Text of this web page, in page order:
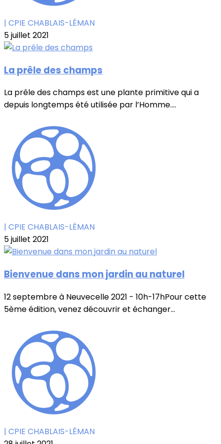
| CPIE CHABLAIS-LÉMAN
5 juillet 2021
La prêle des champs
La prêle des champs est une plante primitive qui a
depuis longtemps été utilisée par l’Homme....
| CPIE CHABLAIS-LÉMAN
5 juillet 2021
Bienvenue dans mon jardin au naturel
12 septembre à Neuvecelle 2021 - 10h-17hPour cette
5ème édition, venez découvrir et échanger...
| CPIE CHABLAIS-LÉMAN